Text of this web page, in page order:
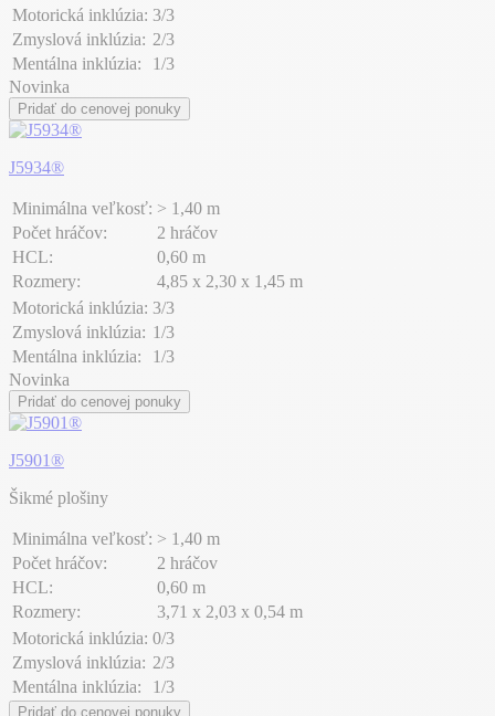
Motorická inklúzia: 3/3
Zmyslová inklúzia: 2/3
Mentálna inklúzia:
1/3
Novinka
Pridať do cenovej ponuky
J5934®
Minimálna veľkosť: > 1,40 m
Počet hráčov:
2 hráčov
HCL:
0,60 m
Rozmery:
4,85 x 2,30 x 1,45 m
Motorická inklúzia: 3/3
Zmyslová inklúzia: 1/3
Mentálna inklúzia:
1/3
Novinka
Pridať do cenovej ponuky
J5901®
Šikmé plošiny
Minimálna veľkosť: > 1,40 m
Počet hráčov:
2 hráčov
HCL:
0,60 m
Rozmery:
3,71 x 2,03 x 0,54 m
Motorická inklúzia: 0/3
Zmyslová inklúzia: 2/3
Mentálna inklúzia:
1/3
Pridať do cenovej ponuky